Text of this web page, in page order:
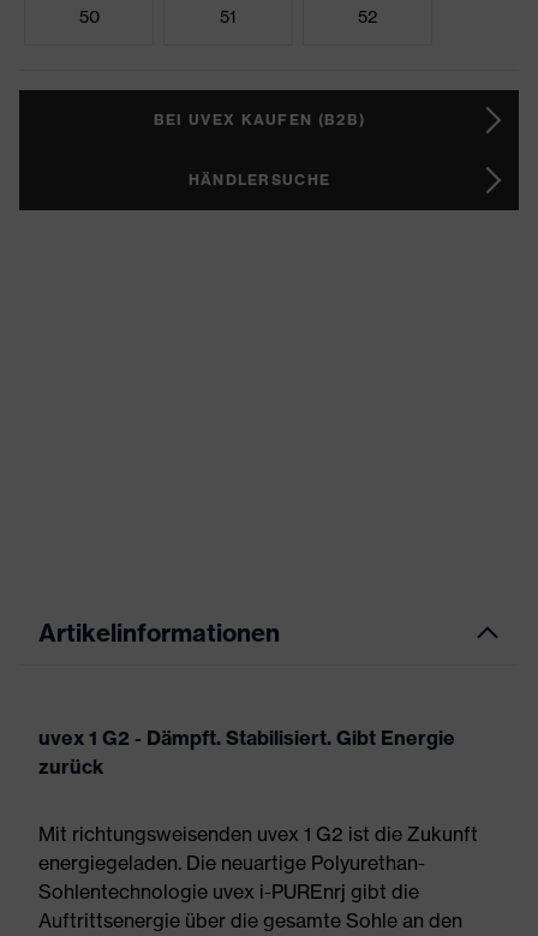
50 51 52
BEI UVEX KAUFEN (B2B)
HÄNDLERSUCHE
Artikelinformationen
uvex 1 G2 - Dämpft. Stabilisiert. Gibt Energie
zurück
Mit richtungsweisenden uvex 1 G2 ist die Zukunft
energiegeladen. Die neuartige Polyurethan-
Sohlentechnologie uvex i-PUREnrj gibt die
Auftrittsenergie über die gesamte Sohle an den